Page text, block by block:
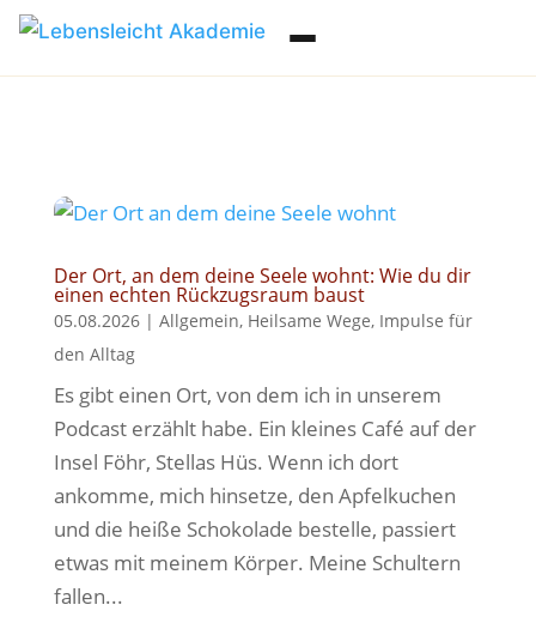
Der Ort, an dem deine Seele wohnt: Wie du dir
einen echten Rückzugsraum baust
05.08.2026| Allgemein, Heilsame Wege, Impulse für
den Alltag
Es gibt einen Ort, von dem ich in unserem
Podcast erzählt habe. Ein kleines Café auf der
Insel Föhr, Stellas Hüs. Wenn ich dort
ankomme, mich hinsetze, den Apfelkuchen
und die heiße Schokolade bestelle, passiert
etwas mit meinem Körper. Meine Schultern
fallen...